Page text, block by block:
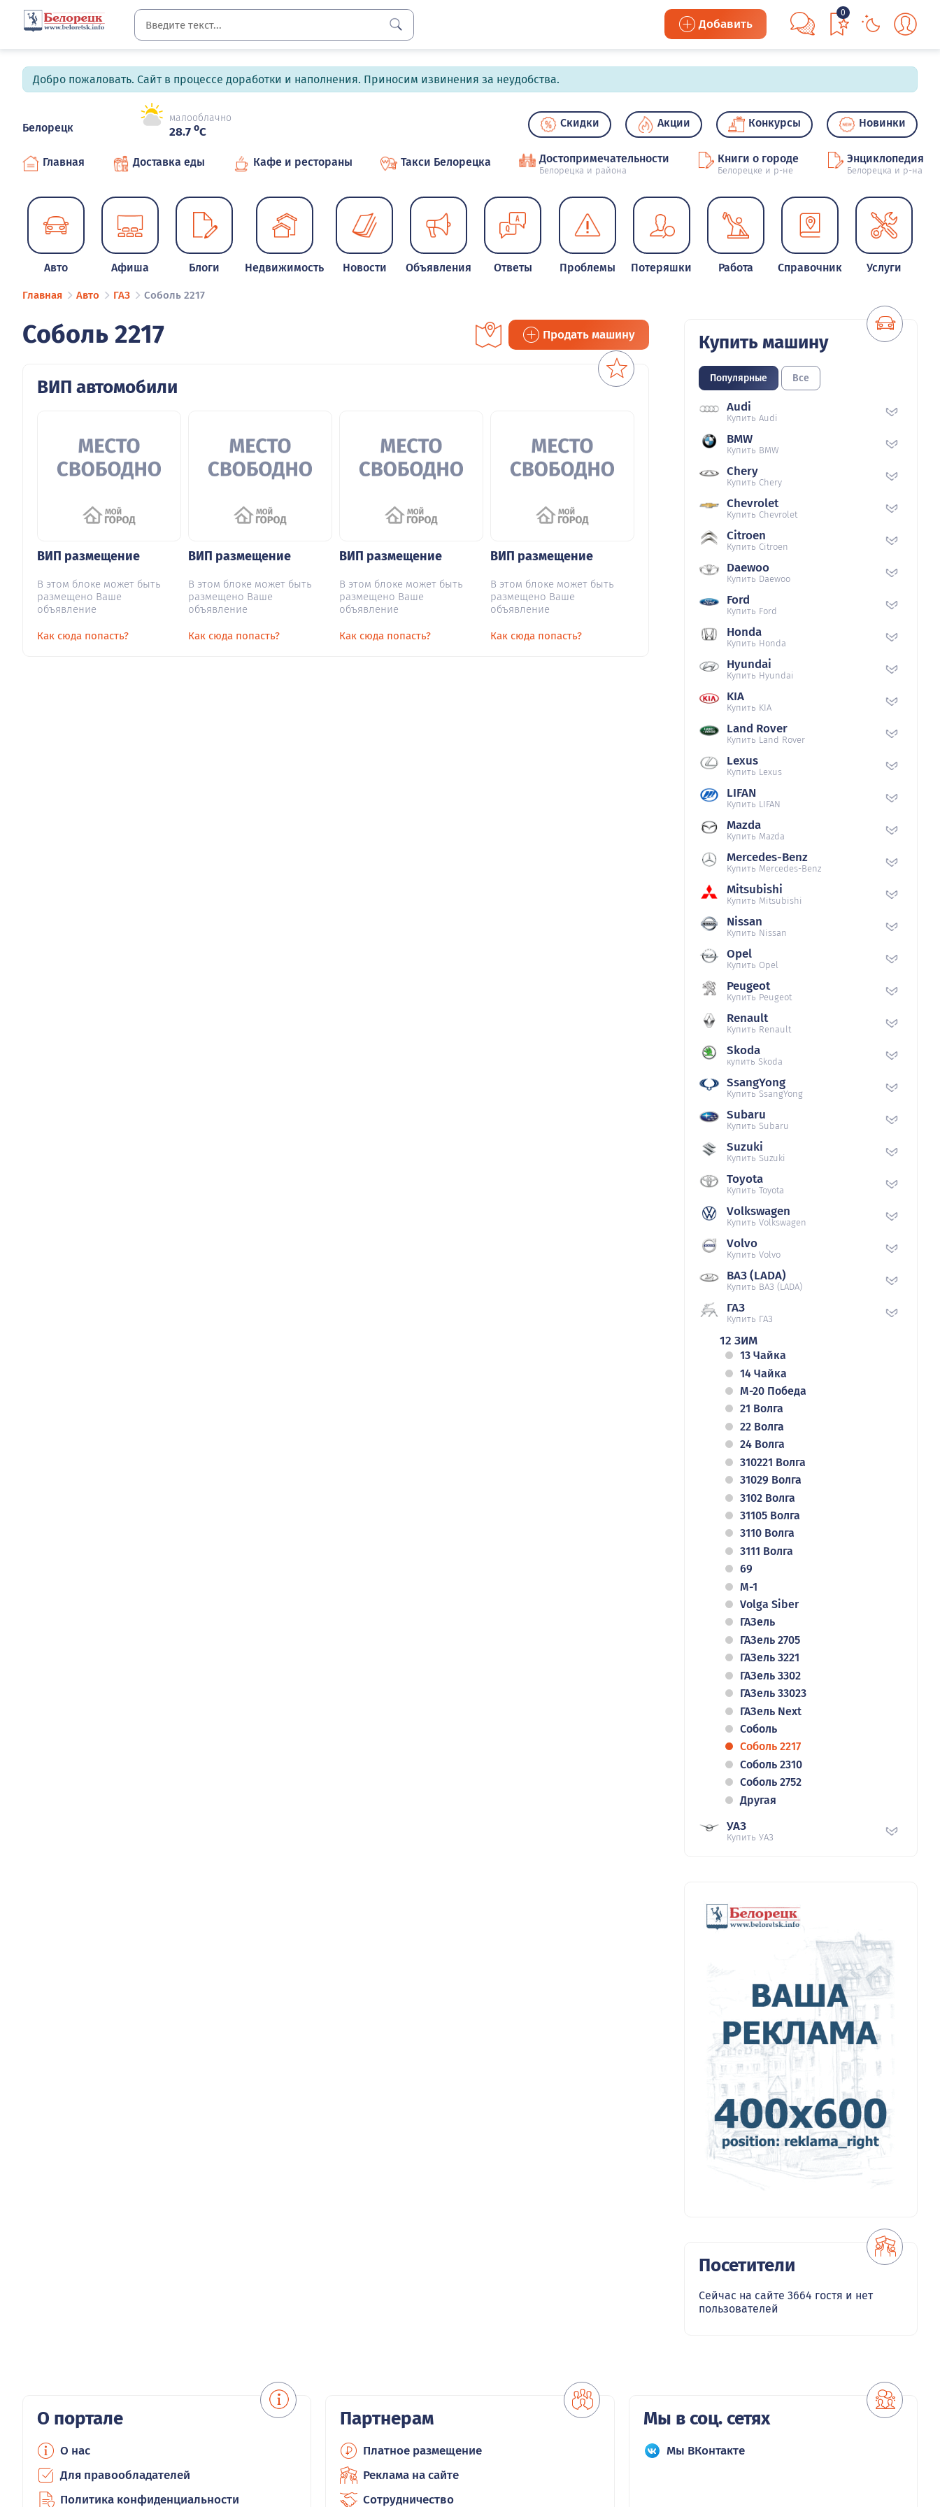
Добавить
0
Добро пожаловать. Сайт в процессе доработки и наполнения. Приносим извинения за неудобства.
Белорецк
малооблачно
28.7 oC
Скидки Акции Конкурсы Новинки
Главная Доставка еды Кафе и рестораны Такси Белорецка Достопримечательности
Белорецка и района
Книги о городе
Белорецке и р-не
Энциклопедия
Белорецка и р-на
Авто Афиша Блоги Недвижимость Новости Объявления Ответы Проблемы Потеряшки Работа Справочник Услуги
Главная Авто ГАЗ Соболь 2217
Соболь 2217 Продать машину
ВИП автомобили
ВИП размещение
В этом блоке может быть
размещено Ваше
объявление
Как сюда попасть?
ВИП размещение
В этом блоке может быть
размещено Ваше
объявление
Как сюда попасть?
ВИП размещение
В этом блоке может быть
размещено Ваше
объявление
Как сюда попасть?
ВИП размещение
В этом блоке может быть
размещено Ваше
объявление
Как сюда попасть?
Купить машину
Популярные Все
Audi
Купить Audi
BMW
Купить BMW
Chery
Купить Chery
Chevrolet
Купить Chevrolet
Citroen
Купить Citroen
Daewoo
Купить Daewoo
Ford
Купить Ford
Honda
Купить Honda
Hyundai
Купить Hyundai
KIA
Купить KIA
Land Rover
Купить Land Rover
Lexus
Купить Lexus
LIFAN
Купить LIFAN
Mazda
Купить Mazda
Mercedes-Benz
Купить Mercedes-Benz
Mitsubishi
Купить Mitsubishi
Nissan
Купить Nissan
Opel
Купить Opel
Peugeot
Купить Peugeot
Renault
Купить Renault
Skoda
купить Skoda
SsangYong
Купить SsangYong
Subaru
Купить Subaru
Suzuki
Купить Suzuki
Toyota
Купить Toyota
Volkswagen
Купить Volkswagen
Volvo
Купить Volvo
ВАЗ (LADA)
Купить ВАЗ (LADA)
ГАЗ
Купить ГАЗ
12 ЗИМ
13 Чайка
14 Чайка
М-20 Победа
21 Волга
22 Волга
24 Волга
310221 Волга
31029 Волга
3102 Волга
31105 Волга
3110 Волга
3111 Волга
69
M-1
Volga Siber
ГАЗель
ГАЗель 2705
ГАЗель 3221
ГАЗель 3302
ГАЗель 33023
ГАЗель Next
Соболь
Соболь 2217
Соболь 2310
Соболь 2752
Другая
УАЗ
Купить УАЗ
Посетители
Сейчас на сайте 3664 гостя и нет
пользователей
О портале
О нас
Для правообладателей
Политика конфиденциальности
Партнерам
Платное размещение
Реклама на сайте
Сотрудничество
Мы в соц. сетях
Мы ВКонтакте